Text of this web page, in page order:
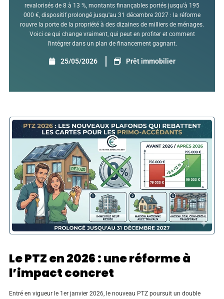
revalorisés de 8 à 13 %, montants finançables portés jusqu'à 195
000 €, dispositif prolongé jusqu'au 31 décembre 2027 : la réforme
rouvre la porte de la propriété à des dizaines de milliers de ménages.
Voici ce qui change vraiment, qui peut en profiter et comment
l'intégrer dans un plan de financement gagnant.
25/05/2026 Prêt immobilier
Le PTZ en 2026 : une réforme à
l’impact concret
Entré en vigueur le 1er janvier 2026, le nouveau PTZ poursuit un double